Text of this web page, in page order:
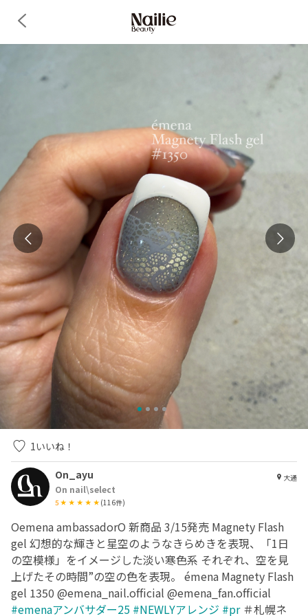
1いいね！
On_ayu
On nail\select
5 (116件)
大通
Oemena ambassadorO 新商品 3/15発売 Magnety Flash
gel 幻想的な輝きと星空のようなきらめきを表現、「1日
の空模様」をイメージした淡い寒色系 それぞれ、空を見
上げたその時間”の空の色を表現。 émena Magnety Flash
gel 1350 @emena_nail.official @emena_fan.official
#emenaアンバサダー25 #NEWLYアレンジ #pr＃札幌ネ